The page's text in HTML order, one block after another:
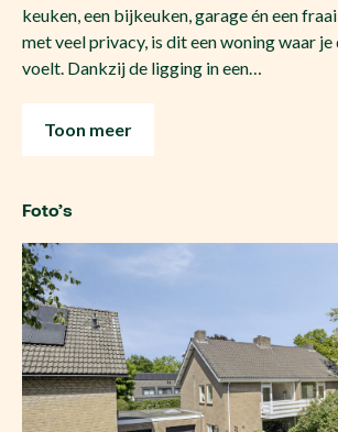
keuken, een bijkeuken, garage én een
met veel privacy, is dit een woning waar
voelt. Dankzij de ligging in een…
Toon meer
Foto’s